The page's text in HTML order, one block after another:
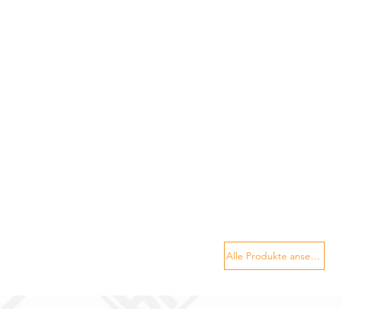
Alle Produkte ansehen